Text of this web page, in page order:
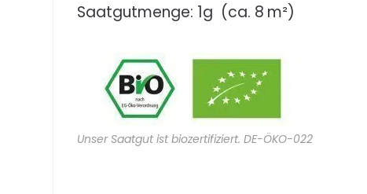
Saatgutmenge: 1g (ca. 8 m²)
Unser Saatgut ist biozertifiziert. DE-ÖKO-022